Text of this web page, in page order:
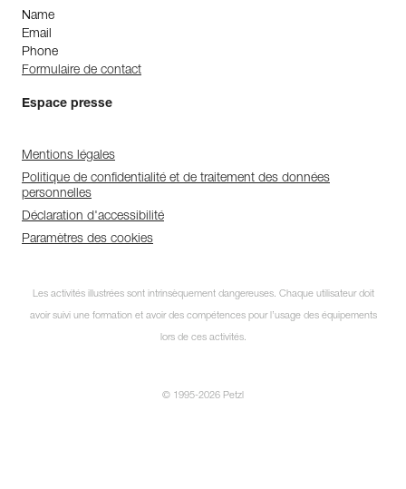
Name
Email
Phone
Formulaire de contact
Espace presse
Mentions légales
Politique de confidentialité et de traitement des données
personnelles
Déclaration d'accessibilité
Paramètres des cookies
Les activités illustrées sont intrinsèquement dangereuses. Chaque utilisateur doit
avoir suivi une formation et avoir des compétences pour l’usage des équipements
lors de ces activités.
© 1995-2026 Petzl